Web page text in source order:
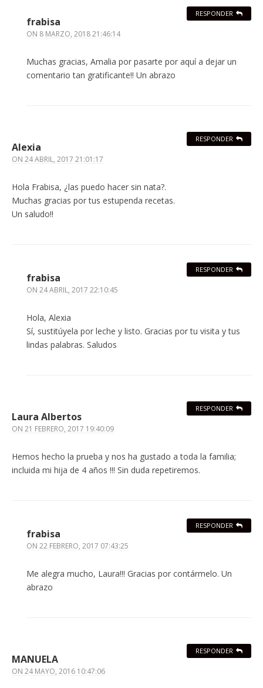
frabisa
ON 8 MARZO, 2018 21:46:14
Muchas gracias, Amalia por pasarte por aquí a dejar un
comentario tan gratificante!! Un abrazo
RESPONDER
Alexia
ON 24 ABRIL, 2017 21:01:17
Hola Frabisa, ¿las puedo hacer sin nata?.
Muchas gracias por tus estupenda recetas.
Un saludo!!
RESPONDER
frabisa
ON 24 ABRIL, 2017 22:10:45
Hola, Alexia
Sí, sustitúyela por leche y listo. Gracias por tu visita y tus
lindas palabras. Saludos
RESPONDER
Laura Albertos
ON 21 FEBRERO, 2017 19:40:09
Hemos hecho la prueba y nos ha gustado a toda la familia;
incluida mi hija de 4 años !!! Sin duda repetiremos.
RESPONDER
frabisa
ON 22 FEBRERO, 2017 07:43:25
Me alegra mucho, Laura!!! Gracias por contármelo. Un
abrazo
RESPONDER
MANUELA
ON 24 MAYO, 2016 10:47:06
RESPONDER